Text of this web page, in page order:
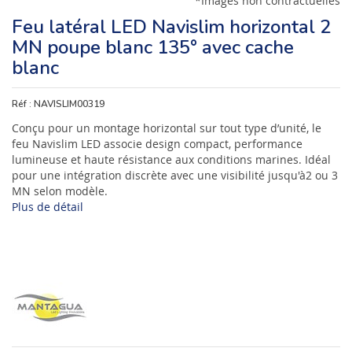
Feu latéral LED Navislim horizontal 2
MN poupe blanc 135° avec cache
blanc
Réf : NAVISLIM00319
Conçu pour un montage horizontal sur tout type d’unité, le
feu Navislim LED associe design compact, performance
lumineuse et haute résistance aux conditions marines. Idéal
pour une intégration discrète avec une visibilité jusqu'à2 ou 3
MN selon modèle.
Plus de détail